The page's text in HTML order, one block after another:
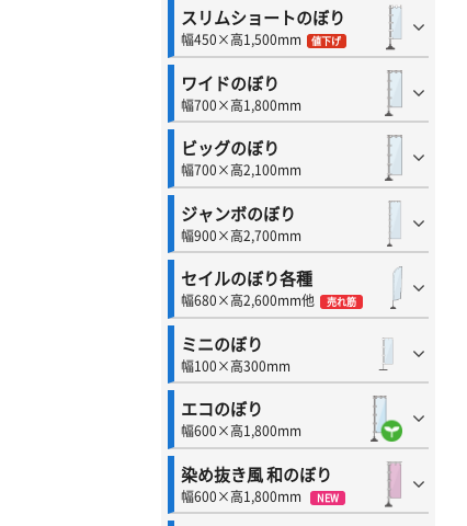
スリムショートのぼり
幅450×高1,500mm 値下げ
ワイドのぼり
幅700×高1,800mm
ビッグのぼり
幅700×高2,100mm
ジャンボのぼり
幅900×高2,700mm
セイルのぼり各種
幅680×高2,600mm他 売れ筋
ミニのぼり
幅100×高300mm
エコのぼり
幅600×高1,800mm
染め抜き風 和のぼり
幅600×高1,800mm NEW